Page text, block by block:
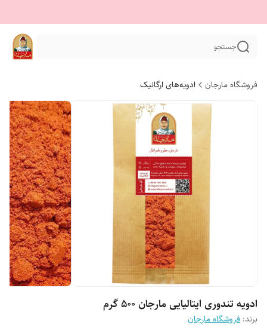
جستجو
فروشگاه مارجان ادویه‌های ارگانیک
ادویه تندوری ایتالیایی مارجان 500 گرم
برند: فروشگاه مارجان